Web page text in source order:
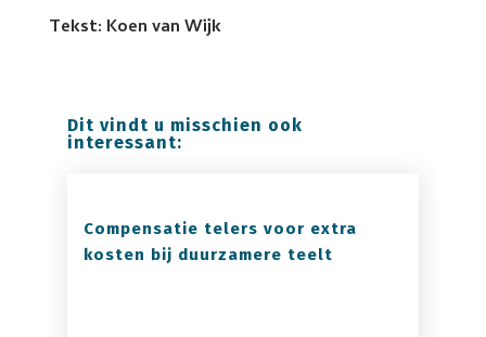
Tekst: Koen van Wijk
Dit vindt u misschien ook
interessant:
Compensatie telers voor extra
kosten bij duurzamere teelt